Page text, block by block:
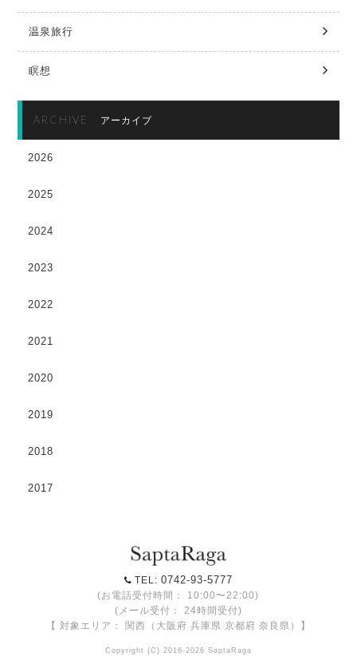
温泉旅行
瞑想
ARCHIVE アーカイブ
2026
2025
2024
2023
2022
2021
2020
2019
2018
2017
TEL: 0742-93-5777
(お電話受付時間： 10:00〜22:00)
(メール受付： 24時間受付)
【 対象エリア： 関西（大阪府 兵庫県 京都府 奈良県）】
Copyright (C) 2016-2026 SaptaRaga